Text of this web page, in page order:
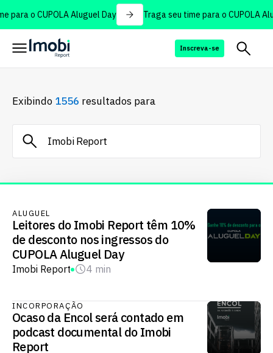
o CUPOLA Aluguel Day Traga seu time para o CUPOLA
Inscreva-se
Exibindo 1556 resultados para
ALUGUEL
Leitores do Imobi Report têm 10%
de desconto nos ingressos do
CUPOLA Aluguel Day
Imobi Report 4 min
INCORPORAÇÃO
Ocaso da Encol será contado em
podcast documental do Imobi
Report